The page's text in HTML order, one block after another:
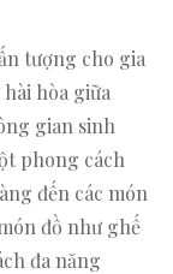
tượng cho gia
hòa giữa
gian sinh
phong cách
đến các món
đồ như ghế
đa năng